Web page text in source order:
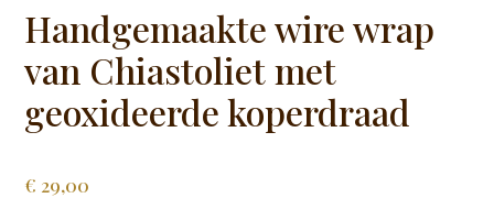
Handgemaakte wire wrap
van Chiastoliet met
geoxideerde koperdraad
€ 29,00